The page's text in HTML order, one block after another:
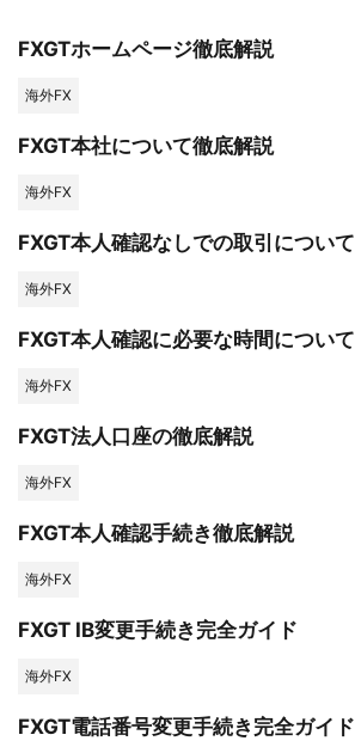
FXGTホームページ徹底解説
海外FX
FXGT本社について徹底解説
海外FX
FXGT本人確認なしでの取引について
海外FX
FXGT本人確認に必要な時間について
海外FX
FXGT法人口座の徹底解説
海外FX
FXGT本人確認手続き徹底解説
海外FX
FXGT IB変更手続き完全ガイド
海外FX
FXGT電話番号変更手続き完全ガイド